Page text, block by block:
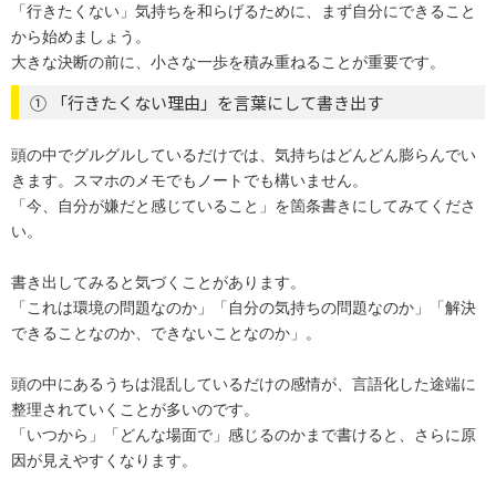
「行きたくない」気持ちを和らげるために、まず自分にできること
から始めましょう。
大きな決断の前に、小さな一歩を積み重ねることが重要です。
① 「行きたくない理由」を言葉にして書き出す
頭の中でグルグルしているだけでは、気持ちはどんどん膨らんでい
きます。スマホのメモでもノートでも構いません。
「今、自分が嫌だと感じていること」を箇条書きにしてみてくださ
い。
書き出してみると気づくことがあります。
「これは環境の問題なのか」「自分の気持ちの問題なのか」「解決
できることなのか、できないことなのか」。
頭の中にあるうちは混乱しているだけの感情が、言語化した途端に
整理されていくことが多いのです。
「いつから」「どんな場面で」感じるのかまで書けると、さらに原
因が見えやすくなります。